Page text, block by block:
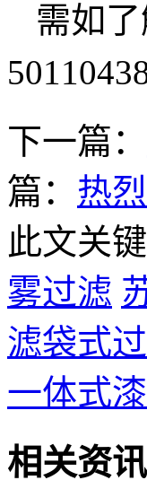
需如
下一篇：
篇： 热
此文关键
雾过滤
滤袋式
一体式
相关资讯